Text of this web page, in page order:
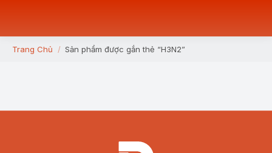
You are here:
Trang Chủ Sản phẩm được gắn thẻ “H3N2”